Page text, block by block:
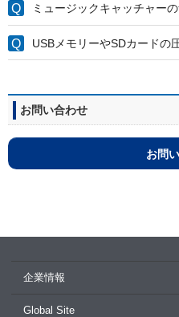
ミュージックキャッチャーの
USBメモリーやSDカードの
お問い合わせ
お問
企業情報
Global Site